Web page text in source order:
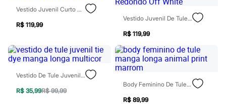
Cuidados com o rosto
Esfoliante
Hidratante
Protetor solar
Maquiagens
Base
Batom
Blush
Gloss
Vestido Juvenil Curto De Tule Estampado Ondas Now United Manga Longa Preto
R$ 119,99
Vestido Juvenil De Tule Estampado Now United Manga Curta Decote Redondo Off White
R$ 119,99
Vestido De Tule Juvenil Tie Dye Manga Longa Multicor
R$ 35,99R$ 99,99
Body Feminino De Tule Manga Longa Animal Print Marrom
R$ 89,99